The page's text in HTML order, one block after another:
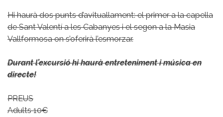
Hi haurà dos punts d’avituallament: el primer a la capella
de Sant Valentí a les Cabanyes i el segon a la Masia
Vallformosa on s’oferirà l’esmorzar.
Durant l’excursió hi haurà entreteniment i música en
directe!
PREUS
Adults 10€